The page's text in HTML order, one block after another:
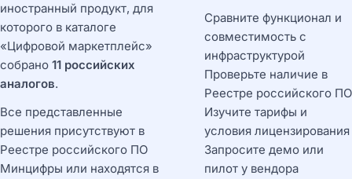
иностранный продукт, для
которого в каталоге
«Цифровой маркетплейс»
собрано 11 российских
аналогов.
Все представленные
решения присутствуют в
Реестре российского ПО
Минцифры или находятся в
Сравните функционал и
совместимость с
инфраструктурой
Проверьте наличие в
Реестре российского ПО
Изучите тарифы и
условия лицензирования
Запросите демо или
пилот у вендора